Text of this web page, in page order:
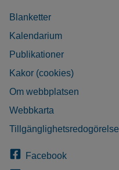
Blanketter
Kalendarium
Publikationer
Kakor (cookies)
Om webbplatsen
Webbkarta
Tillgänglighetsredogörelse
Facebook